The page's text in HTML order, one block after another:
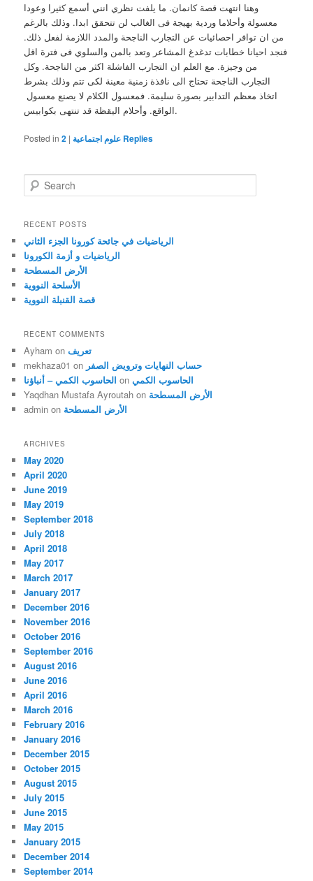
وهنا انتهت قصة كانمان. ما يلفت نظري انني أسمع كثيرا وعودا
معسولة وأحلاما وردية بهيجة فى الغالب لن تتحقق ابدا. وذلك بالرغم
من ان توافر احصائيات عن التجارب الناجحة والمدد اللازمة لفعل ذلك.
فنجد احيانا خطابات تدغدغ المشاعر وتعد بالمن والسلوي فى فترة اقل
من وجيزة. مع العلم ان التجارب الفاشلة اكثر من الناجحة. وكل
التجارب الناجحة تحتاج الى نافذة زمنية معينة لكى تتم وذلك بشرط
اتخاذ معظم التدابير بصورة سليمة. فمعسول الكلام لا يصنع معسول
الواقع. وأحلام اليقظة قد تنتهى بكوابيس.
Posted in علوم اجتماعية |
2 Replies
e
r
h
RECENT POSTS
الرياضيات في جائحة كورونا الجزء الثاني
الرياضيات و أزمة الكورونا
الأرض المسطحة
الأسلحة النووية
قصة القنبلة النووية
RECENT COMMENTS
Ayham onتعريف
mekhaza01 on حساب النهايات وترويض الصفر
الحاسوب الكمي – أنباؤنا onالحاسوب الكمي
Yaqdhan Mustafa Ayroutah on الأرض المسطحة
admin on الأرض المسطحة
ARCHIVES
May 2020
April 2020
June 2019
May 2019
September 2018
July 2018
April 2018
May 2017
March 2017
January 2017
December 2016
November 2016
October 2016
September 2016
August 2016
June 2016
April 2016
March 2016
February 2016
January 2016
December 2015
October 2015
August 2015
July 2015
June 2015
May 2015
January 2015
December 2014
September 2014